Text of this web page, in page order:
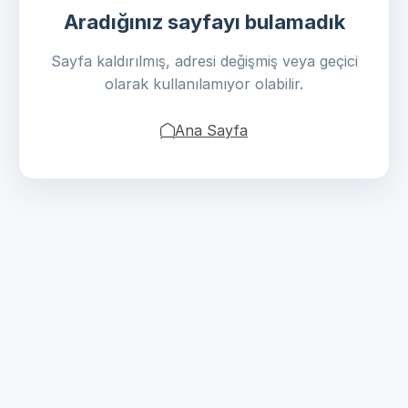
Aradığınız sayfayı bulamadık
Sayfa kaldırılmış, adresi değişmiş veya geçici
olarak kullanılamıyor olabilir.
Ana Sayfa